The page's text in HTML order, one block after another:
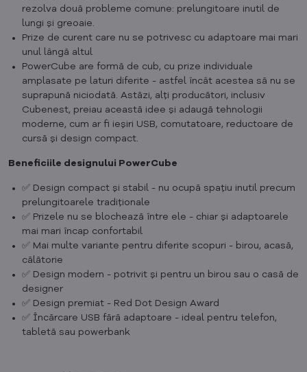
rezolva două probleme comune: prelungitoare inutil de
lungi și greoaie.
Prize de curent care nu se potrivesc cu adaptoare mai mari
unul lângă altul
PowerCube are formă de cub, cu prize individuale
amplasate pe laturi diferite - astfel încât acestea să nu se
suprapună niciodată. Astăzi, alți producători, inclusiv
Cubenest, preiau această idee și adaugă tehnologii
moderne, cum ar fi ieșiri USB, comutatoare, reductoare de
cursă și design compact.
Beneficiile designului PowerCube
✅ Design compact și stabil - nu ocupă spațiu inutil precum
prelungitoarele tradiționale
✅ Prizele nu se blochează între ele - chiar și adaptoarele
mai mari încap confortabil
✅ Mai multe variante pentru diferite scopuri - birou, acasă,
călătorie
✅ Design modern - potrivit și pentru un birou sau o casă de
designer
✅ Design premiat - Red Dot Design Award
✅ Încărcare USB fără adaptoare - ideal pentru telefon,
tabletă sau powerbank